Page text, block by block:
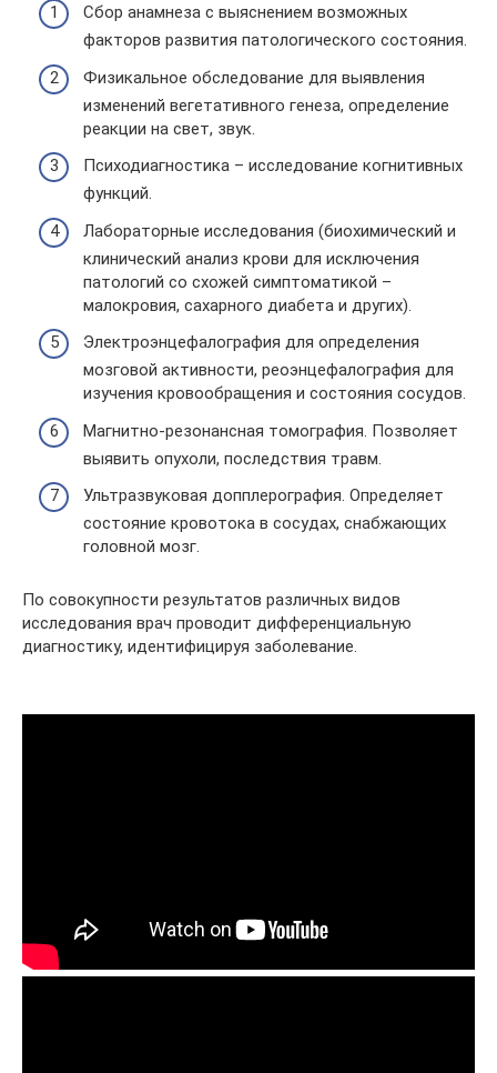
Сбор анамнеза с выяснением возможных
факторов развития патологического состояния.
Физикальное обследование для выявления
изменений вегетативного генеза, определение
реакции на свет, звук.
Психодиагностика – исследование когнитивных
функций.
Лабораторные исследования (биохимический и
клинический анализ крови для исключения
патологий со схожей симптоматикой –
малокровия, сахарного диабета и других).
Электроэнцефалография для определения
мозговой активности, реоэнцефалография для
изучения кровообращения и состояния сосудов.
Магнитно-резонансная томография. Позволяет
выявить опухоли, последствия травм.
Ультразвуковая допплерография. Определяет
состояние кровотока в сосудах, снабжающих
головной мозг.
По совокупности результатов различных видов
исследования врач проводит дифференциальную
диагностику, идентифицируя заболевание.